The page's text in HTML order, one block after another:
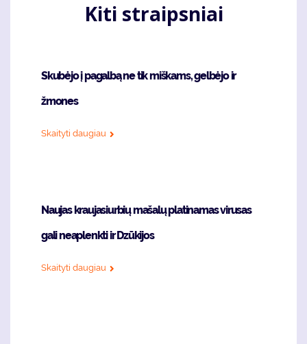
Kiti straipsniai
Skubėjo į pagalbą ne tik miškams, gelbėjo ir
žmones
Skaityti daugiau
Naujas kraujasiurbių mašalų platinamas virusas
gali neaplenkti ir Dzūkijos
Skaityti daugiau